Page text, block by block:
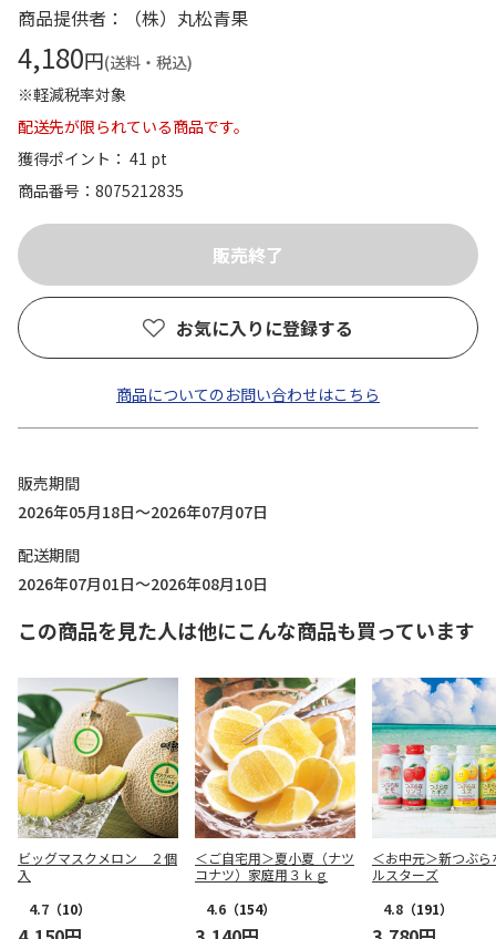
商品提供者：（株）丸松青果
4,180円(送料・税込)
※軽減税率対象
配送先が限られている商品です。
獲得ポイント： 41 pt
商品番号
8075212835
お気に入りに登録する
商品についてのお問い合わせはこちら
販売期間
2026年05月18日～2026年07月07日
配送期間
2026年07月01日～2026年08月10日
この商品を見た人は他にこんな商品も買っています
ビッグマスクメロン ２個
入
4.7 （10）
＜ご自宅用＞夏小夏（ナツ
コナツ）家庭用３ｋｇ
4.6 （154）
＜お中元＞新つぶら
ルスターズ
4.8 （191）